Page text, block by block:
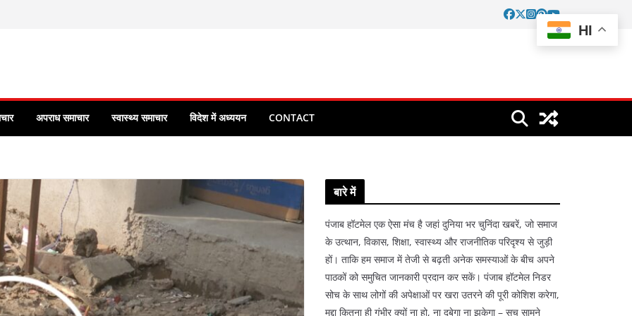
अपराध समाचार स्वास्थ्य समाचार विदेश में अध्ययन CONTACT
बारे में
पंजाब हॉटमेल एक ऐसा मंच है जहां दुनिया भर चुनिंदा खबरें, जो समाज
के उत्थान, विकास, शिक्षा, स्वास्थ्य और राजनीतिक परिदृश्य से जुड़ी
हों। ताकि हम समाज में तेजी से बढ़ती अनेक समस्याओं के बीच अपने
पाठकों को समुचित जानकारी प्रदान कर सकें। पंजाब हॉटमेल निडर
सोच के साथ लोगों की अपेक्षाओं पर खरा उतरने की पूरी कोशिश करेगा,
मुद्दा कितना ही गंभीर क्यों ना हो, ना दबेगा ना झुकेगा – सच सामने
HI